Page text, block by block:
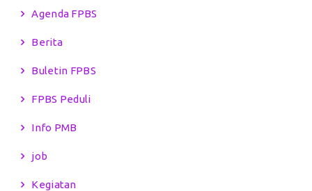
Agenda FPBS
Berita
Buletin FPBS
FPBS Peduli
Info PMB
job
Kegiatan